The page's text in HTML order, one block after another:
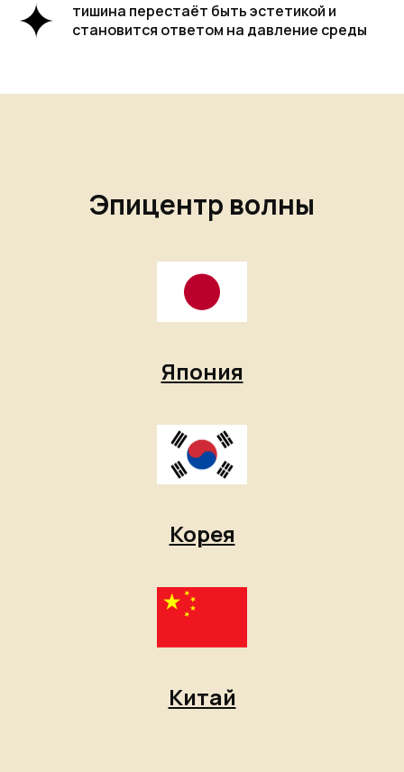
тишина перестаёт быть эстетикой и
становится ответом на давление среды
Эпицентр волны
Япония
Корея
Китай